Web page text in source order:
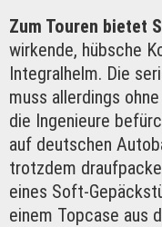
Zum Touren bietet
wirkende, hübsche
Integralhelm. Die
muss allerdings
die Ingenieure
auf deutschen
trotzdem
eines Soft-
einem Topcase aus